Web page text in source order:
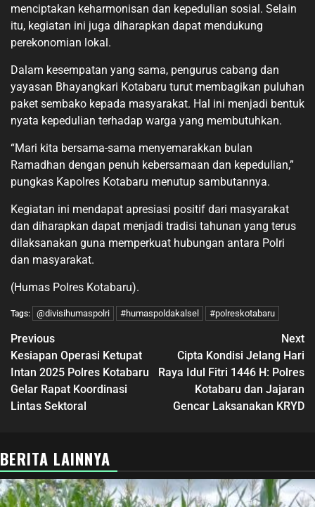
menciptakan keharmonisan dan kepedulian sosial. Selain
itu, kegiatan ini juga diharapkan dapat mendukung
perekonomian lokal.
Dalam kesempatan yang sama, pengurus cabang dan
yayasan Bhayangkari Kotabaru turut membagikan puluhan
paket sembako kepada masyarakat. Hal ini menjadi bentuk
nyata kepedulian terhadap warga yang membutuhkan.
“Mari kita bersama-sama menyemarakkan bulan
Ramadhan dengan penuh kebersamaan dan kepedulian,”
pungkas Kapolres Kotabaru menutup sambutannya.
Kegiatan ini mendapat apresiasi positif dari masyarakat
dan diharapkan dapat menjadi tradisi tahunan yang terus
dilaksanakan guna memperkuat hubungan antara Polri
dan masyarakat.
(Humas Polres Kotabaru).
Tags: @divisihumaspolri #humaspoldakalsel #polreskotabaru
Previous
Kesiapan Operasi Ketupat
Intan 2025 Polres Kotabaru
Gelar Rapat Koordinasi
Lintas Sektoral
Next
Cipta Kondisi Jelang Hari
Raya Idul Fitri 1446 H: Polres
Kotabaru dan Jajaran
Gencar Laksanakan KRYD
BERITA LAINNYA